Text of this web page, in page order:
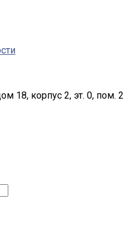
18, корпус 2, эт. 0, пом. 2